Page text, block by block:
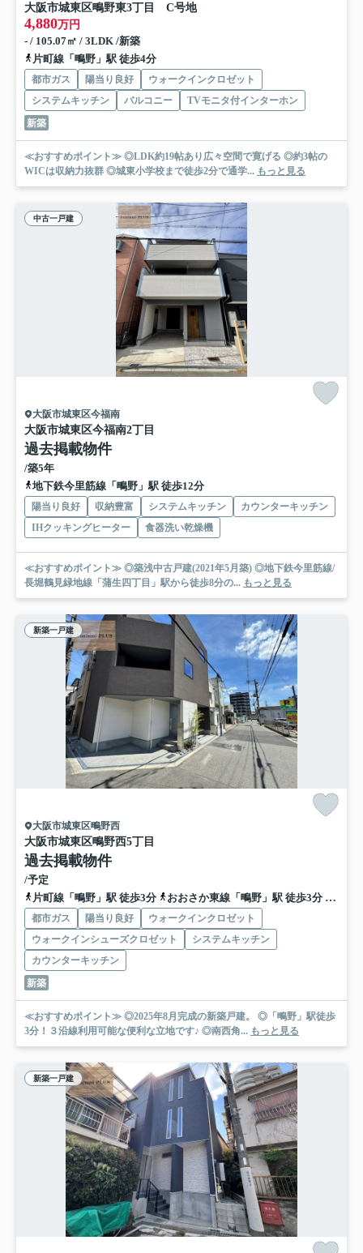
大阪市城東区鴫野東3丁目 C号地
4,880万円
- / 105.07㎡ / 3LDK /新築
片町線「鴫野」駅 徒歩4分
都市ガス 陽当り良好
ウォークインクロゼット
システムキッチン
バルコニー
TVモニタ付インターホン
新築
≪おすすめポイント≫ ◎LDK約19帖あり広々空間で寛げる ◎約3帖の
WICは収納力抜群 ◎城東小学校まで徒歩2分で通学... もっと見る
中古一戸建
大阪市城東区今福南
大阪市城東区今福南2丁目
過去掲載物件
/築5年
地下鉄今里筋線「鴫野」駅 徒歩12分
陽当り良好 収納豊富 システムキッチン
カウンターキッチン
IHクッキングヒーター
食器洗い乾燥機
≪おすすめポイント≫ ◎築浅中古戸建(2021年5月築) ◎地下鉄今里筋線/
長堀鶴見緑地線「蒲生四丁目」駅から徒歩8分の... もっと見る
新築一戸建
大阪市城東区鴫野西
大阪市城東区鴫野西5丁目
過去掲載物件
/予定
片町線「鴫野」駅 徒歩3分
おおさか東線「鴫野」駅 徒歩3分 地下
都市ガス 陽当り良好
ウォークインクロゼット
ウォークインシューズクロゼット
システムキッチン
カウンターキッチン
新築
≪おすすめポイント≫ ◎2025年8月完成の新築戸建。 ◎「鴫野」駅徒歩
3分！３沿線利用可能な便利な立地です♪ ◎南西角... もっと見る
新築一戸建